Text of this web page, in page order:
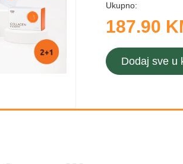
Ukupno:
187.90
Dodaj sve u